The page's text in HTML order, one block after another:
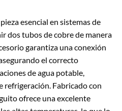
esencial en sistemas de
dos tubos de cobre de manera
garantiza una conexión
el correcto
de agua potable,
refrigeración. Fabricado con
ofrece una excelente